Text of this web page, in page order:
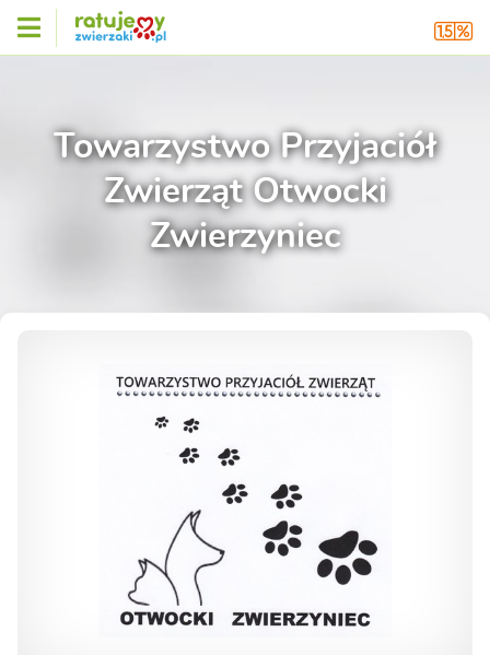
Towarzystwo Przyjaciół
Zwierząt Otwocki
Zwierzyniec